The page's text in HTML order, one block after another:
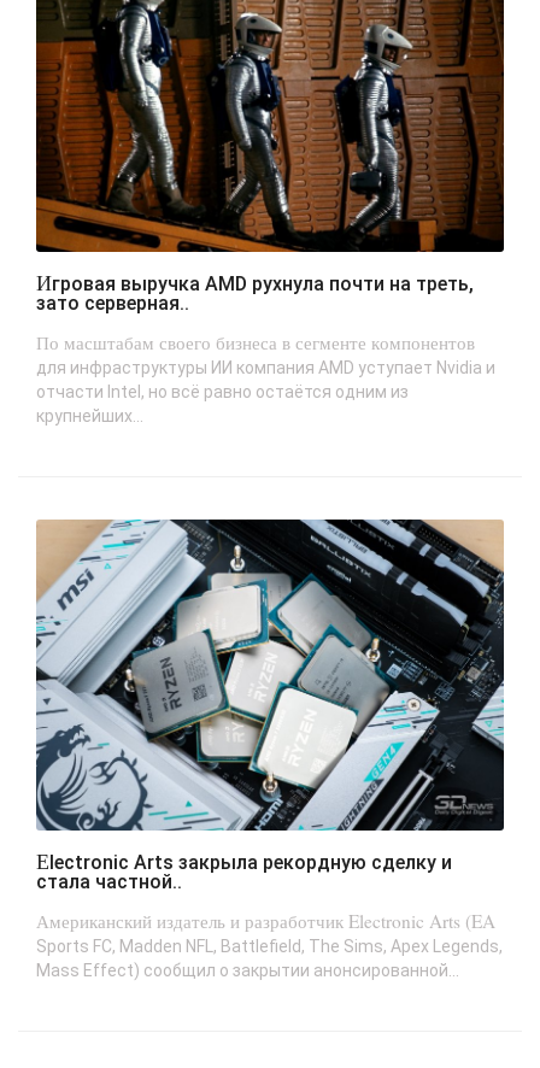
Игровая выручка AMD рухнула почти на треть,
зато серверная..
По масштабам своего бизнеса в сегменте компонентов
для инфраструктуры ИИ компания AMD уступает Nvidia и
отчасти Intel, но всё равно остаётся одним из
крупнейших...
Electronic Arts закрыла рекордную сделку и
стала частной..
Американский издатель и разработчик Electronic Arts (EA
Sports FC, Madden NFL, Battlefield, The Sims, Apex Legends,
Mass Effect) сообщил о закрытии анонсированной...